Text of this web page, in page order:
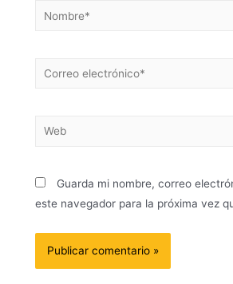
Guarda mi nombre, correo
este navegador para la próxima vez